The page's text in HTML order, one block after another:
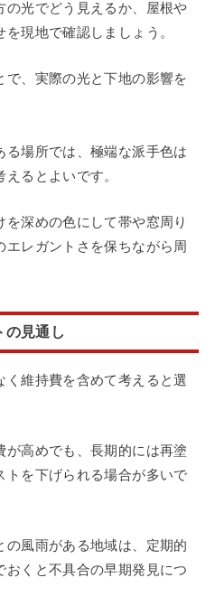
の光でどう見えるか、屋根や
現地で確認しましょう。
、実際の光と下地の影響を
場所では、極端な派手色は
るとよいです。
深めの色にして帯や窓周り
エレガントさを保ちながら周
の見通し
維持費を含めて考えると選
高めでも、長期的には再塗
トを下げられる場合が多いで
風雨がある地域は、定期的
おくと不具合の早期発見につ